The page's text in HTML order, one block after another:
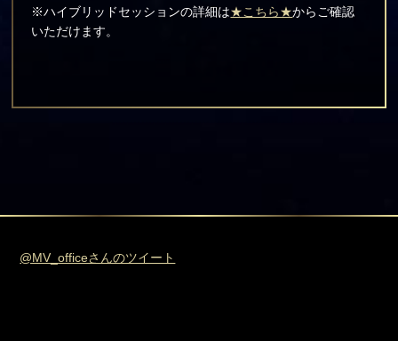
※ハイブリッドセッションの詳細は★こちら★からご確認
いただけます。
@MV_officeさんのツイート